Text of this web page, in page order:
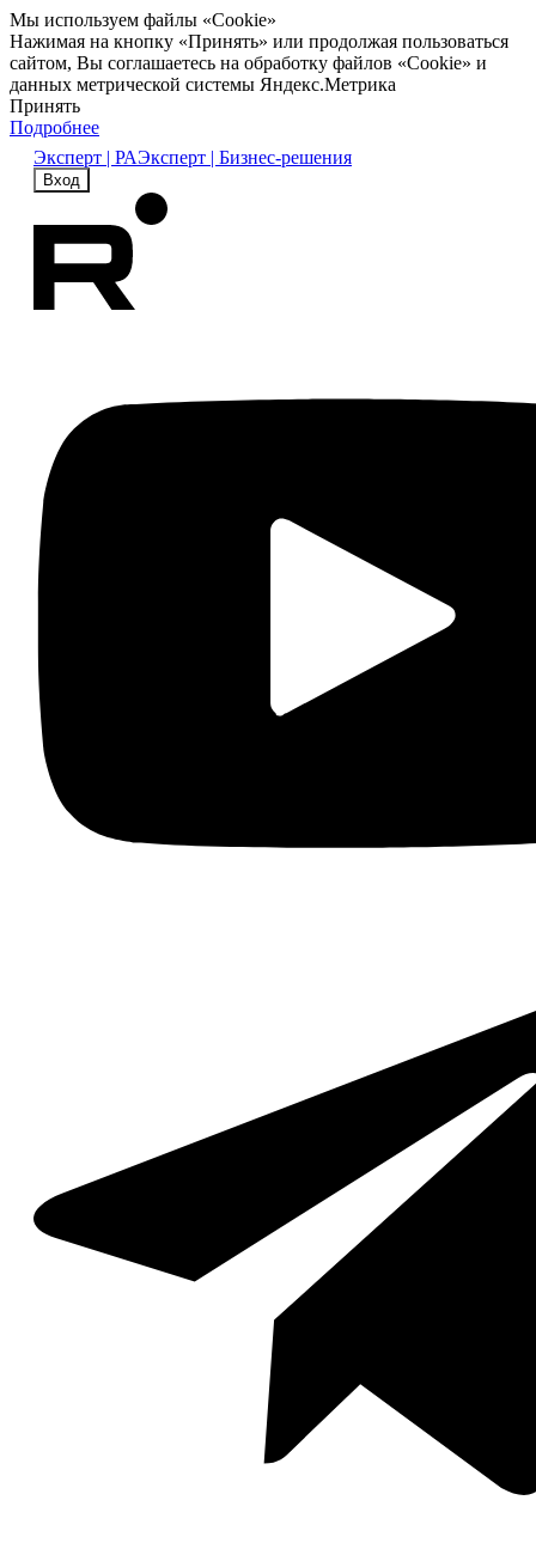
Мы используем файлы «Cookie»
Нажимая на кнопку «Принять» или продолжая пользоваться
сайтом, Вы соглашаетесь на обработку файлов «Cookie» и
данных метрической системы Яндекс.Метрика
Принять
Подробнее
Эксперт | РАЭксперт | Бизнес-решения
Вход